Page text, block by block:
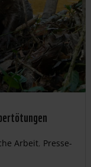
Arbeit, Presse-